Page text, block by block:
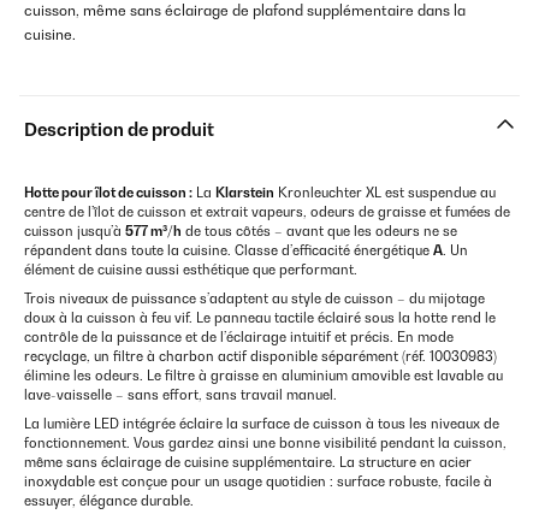
cuisson, même sans éclairage de plafond supplémentaire dans la
cuisine.
Description de produit
Hotte pour îlot de cuisson : La Klarstein Kronleuchter XL est suspendue au
centre de l’îlot de cuisson et extrait vapeurs, odeurs de graisse et fumées de
cuisson jusqu’à 577 m³/h de tous côtés – avant que les odeurs ne se
répandent dans toute la cuisine. Classe d’efficacité énergétique A. Un
élément de cuisine aussi esthétique que performant.
Trois niveaux de puissance s’adaptent au style de cuisson – du mijotage
doux à la cuisson à feu vif. Le panneau tactile éclairé sous la hotte rend le
contrôle de la puissance et de l’éclairage intuitif et précis. En mode
recyclage, un filtre à charbon actif disponible séparément (réf. 10030983)
élimine les odeurs. Le filtre à graisse en aluminium amovible est lavable au
lave-vaisselle – sans effort, sans travail manuel.
La lumière LED intégrée éclaire la surface de cuisson à tous les niveaux de
fonctionnement. Vous gardez ainsi une bonne visibilité pendant la cuisson,
même sans éclairage de cuisine supplémentaire. La structure en acier
inoxydable est conçue pour un usage quotidien : surface robuste, facile à
essuyer, élégance durable.